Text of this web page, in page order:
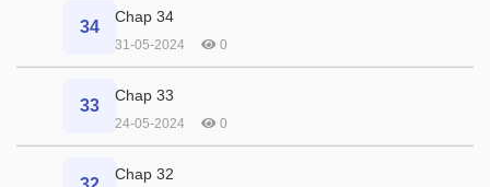
34
Chap 34
31-05-2024 0
33
Chap 33
24-05-2024 0
Chap 32